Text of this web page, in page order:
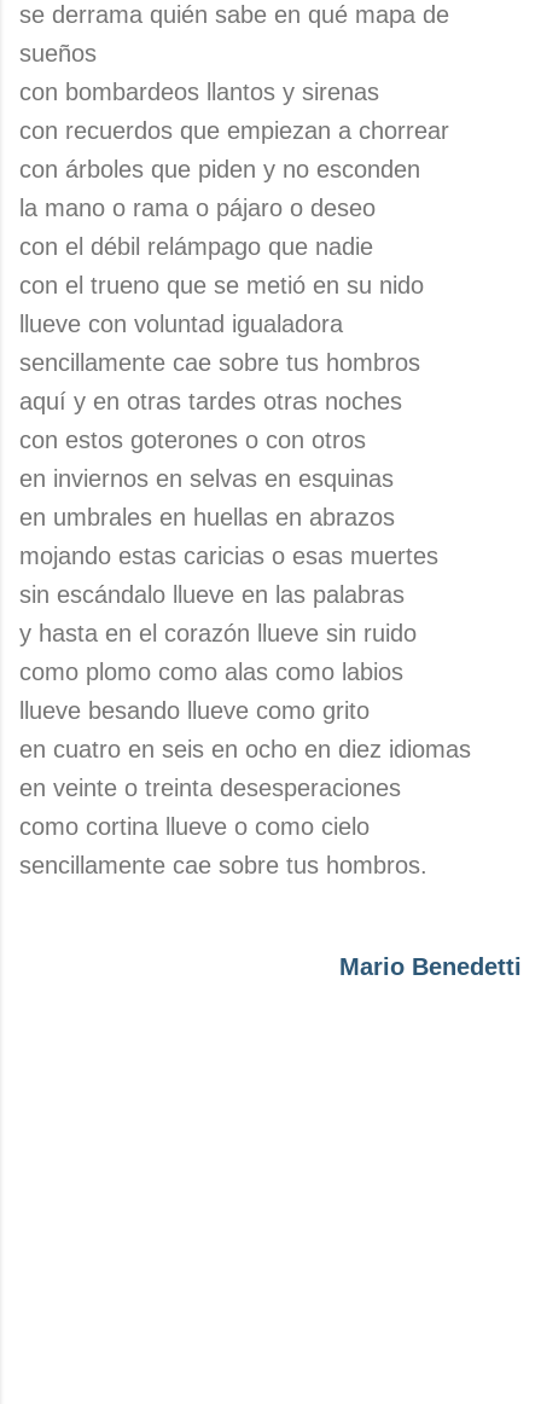
se derrama quién sabe en qué mapa de
sueños
con bombardeos llantos y sirenas
con recuerdos que empiezan a chorrear
con árboles que piden y no esconden
la mano o rama o pájaro o deseo
con el débil relámpago que nadie
con el trueno que se metió en su nido
llueve con voluntad igualadora
sencillamente cae sobre tus hombros
aquí y en otras tardes otras noches
con estos goterones o con otros
en inviernos en selvas en esquinas
en umbrales en huellas en abrazos
mojando estas caricias o esas muertes
sin escándalo llueve en las palabras
y hasta en el corazón llueve sin ruido
como plomo como alas como labios
llueve besando llueve como grito
en cuatro en seis en ocho en diez idiomas
en veinte o treinta desesperaciones
como cortina llueve o como cielo
sencillamente cae sobre tus hombros.
Mario Benedetti